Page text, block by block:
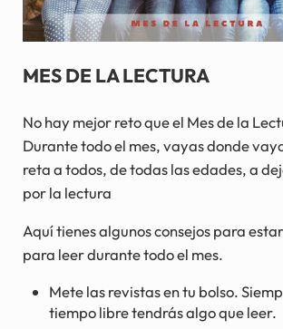
MES DE LA LECTURA
No hay mejor reto que el Mes de la
Durante todo el mes, vayas donde
reta a todos, de todas las edades, a
por la lectura
Aquí tienes algunos consejos para
para leer durante todo el mes.
Mete las revistas en tu bolso.
tiempo libre tendrás algo que leer.